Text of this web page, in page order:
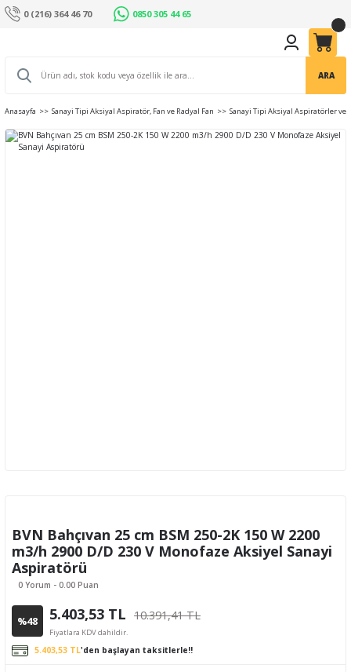
0 (216) 364 46 70 0850 305 44 65
ARA
Anasayfa Sanayi Tipi Aksiyal Aspiratör, Fan ve Radyal Fan Sanayi Tipi Aksiyal Aspiratörler ve
BVN Bahçıvan 25 cm BSM 250-2K 150 W 2200
m3/h 2900 D/D 230 V Monofaze Aksiyel Sanayi
Aspiratörü
0 Yorum - 0.00 Puan
%48 5.403,53 TL 10.391,41 TL
Fiyatlara KDV dahildir.
5.403,53 TL'den başlayan taksitlerle!!